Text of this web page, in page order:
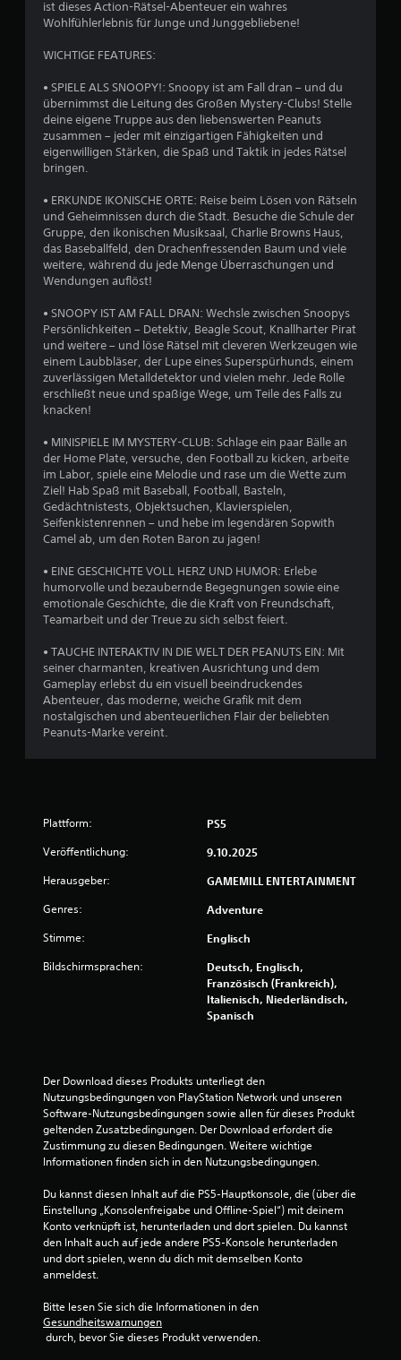
g
n
ist dieses Action-Rätsel-Abenteuer ein wahres
Wohlfühlerlebnis für Junge und Junggebliebene!
WICHTIGE FEATURES:
• SPIELE ALS SNOOPY!: Snoopy ist am Fall dran – und du
übernimmst die Leitung des Großen Mystery-Clubs! Stelle
deine eigene Truppe aus den liebenswerten Peanuts
zusammen – jeder mit einzigartigen Fähigkeiten und
eigenwilligen Stärken, die Spaß und Taktik in jedes Rätsel
bringen.
• ERKUNDE IKONISCHE ORTE: Reise beim Lösen von Rätseln
und Geheimnissen durch die Stadt. Besuche die Schule der
Gruppe, den ikonischen Musiksaal, Charlie Browns Haus,
das Baseballfeld, den Drachenfressenden Baum und viele
weitere, während du jede Menge Überraschungen und
Wendungen auflöst!
• SNOOPY IST AM FALL DRAN: Wechsle zwischen Snoopys
Persönlichkeiten – Detektiv, Beagle Scout, Knallharter Pirat
und weitere – und löse Rätsel mit cleveren Werkzeugen wie
einem Laubbläser, der Lupe eines Superspürhunds, einem
zuverlässigen Metalldetektor und vielen mehr. Jede Rolle
erschließt neue und spaßige Wege, um Teile des Falls zu
knacken!
• MINISPIELE IM MYSTERY-CLUB: Schlage ein paar Bälle an
der Home Plate, versuche, den Football zu kicken, arbeite
im Labor, spiele eine Melodie und rase um die Wette zum
Ziel! Hab Spaß mit Baseball, Football, Basteln,
Gedächtnistests, Objektsuchen, Klavierspielen,
Seifenkistenrennen – und hebe im legendären Sopwith
Camel ab, um den Roten Baron zu jagen!
• EINE GESCHICHTE VOLL HERZ UND HUMOR: Erlebe
humorvolle und bezaubernde Begegnungen sowie eine
emotionale Geschichte, die die Kraft von Freundschaft,
Teamarbeit und der Treue zu sich selbst feiert.
• TAUCHE INTERAKTIV IN DIE WELT DER PEANUTS EIN: Mit
seiner charmanten, kreativen Ausrichtung und dem
Gameplay erlebst du ein visuell beeindruckendes
Abenteuer, das moderne, weiche Grafik mit dem
nostalgischen und abenteuerlichen Flair der beliebten
Peanuts-Marke vereint.
Plattform: PS5
Veröffentlichung: 9.10.2025
Herausgeber: GAMEMILL ENTERTAINMENT
Genres: Adventure
Stimme: Englisch
Bildschirmsprachen:
Deutsch, Englisch,
Französisch (Frankreich),
Italienisch, Niederländisch,
Spanisch
Der Download dieses Produkts unterliegt den
Nutzungsbedingungen von PlayStation Network und unseren
Software-Nutzungsbedingungen sowie allen für dieses Produkt
geltenden Zusatzbedingungen. Der Download erfordert die
Zustimmung zu diesen Bedingungen. Weitere wichtige
Informationen finden sich in den Nutzungsbedingungen.
Du kannst diesen Inhalt auf die PS5-Hauptkonsole, die (über die
Einstellung „Konsolenfreigabe und Offline-Spiel“) mit deinem
Konto verknüpft ist, herunterladen und dort spielen. Du kannst
den Inhalt auch auf jede andere PS5-Konsole herunterladen
und dort spielen, wenn du dich mit demselben Konto
anmeldest.
Bitte lesen Sie sich die Informationen in den
Gesundheitswarnungen
durch, bevor Sie dieses Produkt verwenden.